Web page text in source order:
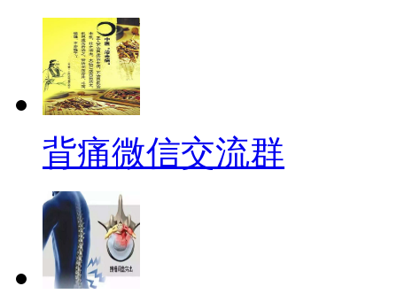
背痛微信交流群